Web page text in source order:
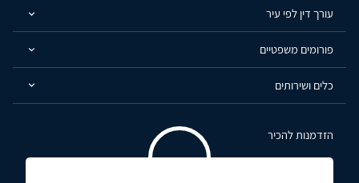
עורך דין לפי עיר
פורומים משפטיים
כלים ושירותים
הזדמנות להכיר